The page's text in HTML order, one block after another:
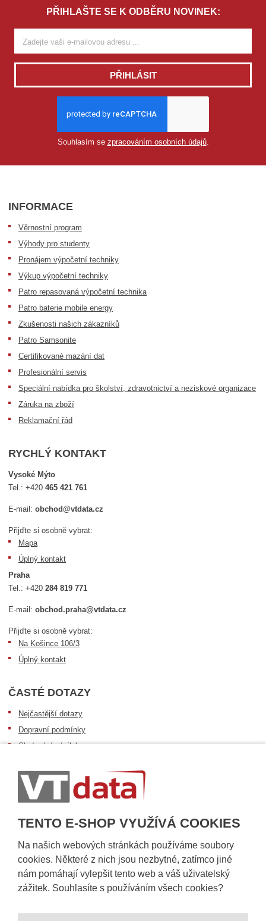
TENTO E-SHOP VYUŽÍVÁ COOKIES
Na našich webových stránkách používáme soubory
cookies. Některé z nich jsou nezbytné, zatímco jiné
nám pomáhají vylepšit tento web a váš uživatelský
zážitek. Souhlasíte s používáním všech cookies?
PŘIHLAŠTE SE K ODBĚRU NOVINEK:
PŘIHLÁSIT
Souhlasím se zpracováním osobních údajů.
INFORMACE
Věrnostní program
Výhody pro studenty
Pronájem výpočetní techniky
Výkup výpočetní techniky
Patro repasovaná výpočetní technika
Patro baterie mobile energy
Zkušenosti našich zákazníků
Patro Samsonite
Certifikované mazání dat
Profesionální servis
Speciální nabídka pro školství, zdravotnictví a neziskové organizace
Záruka na zboží
Reklamační řád
RYCHLÝ KONTAKT
Vysoké Mýto
Tel.:+420465 421 761
E-mail:obchod@vtdata.cz
Přijďte si osobně vybrat:
Mapa
Úplný kontakt
Praha
Tel.:+420284 819 771
E-mail:obchod.praha@vtdata.cz
Přijďte si osobně vybrat:
Na Košince 106/3
Úplný kontakt
ČASTÉ DOTAZY
Nejčastější dotazy
Dopravní podmínky
Sledování zásilek
Informace k dostupnosti zboží
Obecné informace